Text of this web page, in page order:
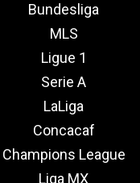
Bundesliga
MLS
Ligue 1
Serie A
LaLiga
Concacaf
Champions League
Liga MX